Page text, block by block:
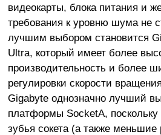
видеокарты, блока питания и
требования к уровню шума не
лучшим выбором становится
Ultra, который имеет более
производительность и более
регулировки скорости
Gigabyte однозначно лучший
платформы SocketA, поскольку
зубья сокета (а также